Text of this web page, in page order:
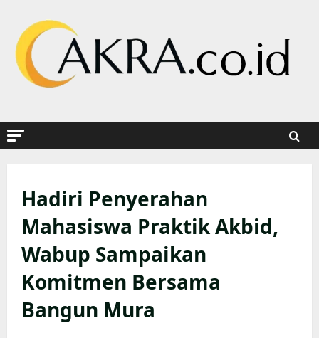
content
Hadiri Penyerahan
Mahasiswa Praktik Akbid,
Wabup Sampaikan
Komitmen Bersama
Bangun Mura